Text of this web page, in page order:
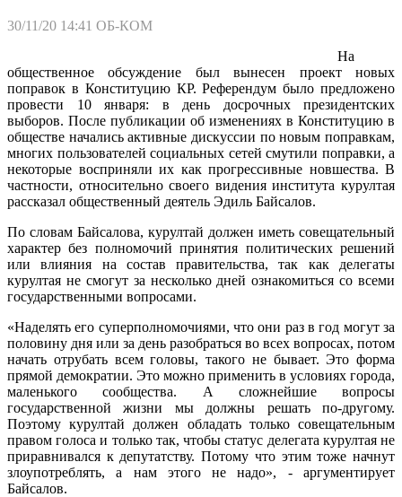
30/11/20 14:41 ОБ-КОМ
На
общественное обсуждение был вынесен проект новых
поправок в Конституцию КР. Референдум было предложено
провести 10 января: в день досрочных президентских
выборов. После публикации об изменениях в Конституцию в
обществе начались активные дискуссии по новым поправкам,
многих пользователей социальных сетей смутили поправки, а
некоторые восприняли их как прогрессивные новшества. В
частности, относительно своего видения института курултая
рассказал общественный деятель Эдиль Байсалов.
По словам Байсалова, курултай должен иметь совещательный
характер без полномочий принятия политических решений
или влияния на состав правительства, так как делегаты
курултая не смогут за несколько дней ознакомиться со всеми
государственными вопросами.
«Наделять его суперполномочиями, что они раз в год могут за
половину дня или за день разобраться во всех вопросах, потом
начать отрубать всем головы, такого не бывает. Это форма
прямой демократии. Это можно применить в условиях города,
маленького сообщества. А сложнейшие вопросы
государственной жизни мы должны решать по-другому.
Поэтому курултай должен обладать только совещательным
правом голоса и только так, чтобы статус делегата курултая не
приравнивался к депутатству. Потому что этим тоже начнут
злоупотреблять, а нам этого не надо», - аргументирует
Байсалов.